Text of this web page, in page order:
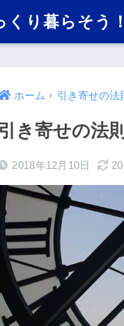
くり暮らそう！
ホーム 引き寄せの法
引き寄せの法
2018年12月10日